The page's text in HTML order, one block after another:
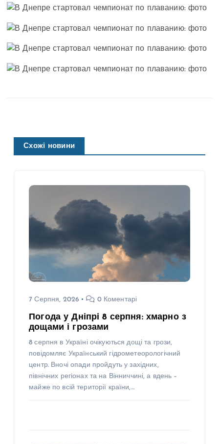
Схожі новини
7 Серпня, 2026 0 Коментарі
Погода у Дніпрі 8 серпня: хмарно з
дощами і грозами
8 серпня в Україні очікуються дощі та грози,
повідомляє Український гідрометеорологічний
центр. Вночі опади пройдуть у західних,
північних регіонах та на Вінниччині, а вдень –
майже по всій території країни,…